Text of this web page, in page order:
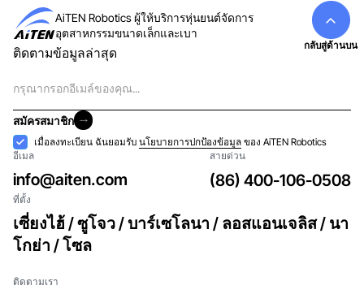
AiTEN Robotics ผู้ให้บริการหุ่นยนต์จัดการ
อุตสาหกรรมขนาดเล็กและเบา
ติดตามข้อมูลล่าสุด
สมัครสมาชิก
สมัครสมาชิก
การ
ยอมรับ
เมื่อลงทะเบียน ฉันยอมรับนโยบายการปกป้องข้อมูล ของ AiTEN Robotics
อีเมล
info@aiten.com
สายด่วน
(86) 400-106-0508
ที่ตั้ง
เซี่ยงไฮ้ / ซูโจว / บาร์เซโลนา / ลอสแอนเจลิส / นา
โกย่า / โซล
ติดตามเรา
กลับสู่ด้านบน